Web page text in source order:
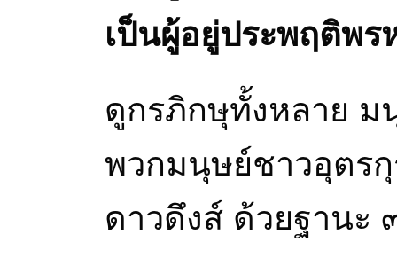
เป็นผู้อยู่ประพฤติพร
ดูกรภิกษุทั้งหลาย ม
พวกมนุษย์ชาวอุตร
ดาวดึงส์ ด้วยฐานะ